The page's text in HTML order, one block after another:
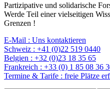
Partizipative und solidarische
Werde Teil einer vielseitigen
Grenzen !
E-Mail : Uns kontaktieren
Schweiz : +41 (0)22 519 0440
Belgien : +32 (0)23 18 35 65
Frankreich : +33 (0) 1 85 08 36
Termine & Tarife : freie Plätze